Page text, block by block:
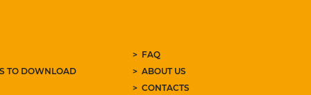
TO DOWNLOAD
FAQ
ABOUT US
CONTACTS